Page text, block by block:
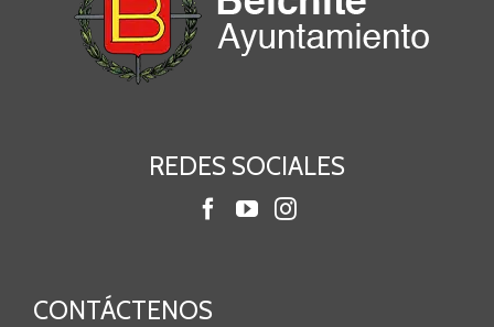
REDES SOCIALES
CONTÁCTENOS